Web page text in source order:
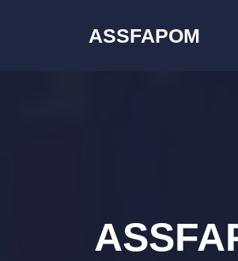
ASSFAPOM